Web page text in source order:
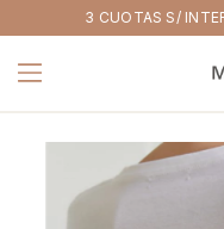
3 CUOTAS S/